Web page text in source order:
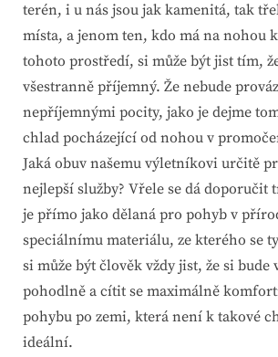
terén, i u nás jsou jak kamenitá, tak
místa, a jenom ten, kdo má na nohou
tohoto prostředí, si může být jist tím,
všestranně příjemný. Že nebude
nepříjemnými pocity, jako je dejme
chlad pocházející od nohou v
Jaká obuv našemu výletníkovi určitě
nejlepší služby? Vřele se dá doporučit
je přímo jako dělaná pro pohyb v
speciálnímu materiálu, ze kterého se
si může být člověk vždy jist, že si bude
pohodlně a cítit se maximálně
pohybu po zemi, která není k takové
ideální.